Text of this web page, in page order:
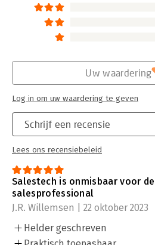
Schrijf een recensie
Lees ons recensiebeleid
Uw waardering
Log in om uw waardering te geven
Salestech is onmisbaar voor
salesprofessional
J.R. Willemsen | 22 oktober 2023
Helder geschreven